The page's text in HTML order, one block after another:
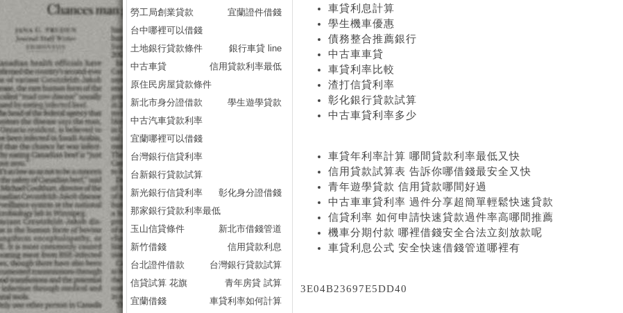
車貸利息計算
學生機車優惠
債務整合推薦銀行
中古車車貸
車貸利率比較
渣打信貸利率
彰化銀行貸款試算
中古車貸利率多少
車貸年利率計算 哪間貸款利率最低又快
信用貸款試算表 告訴你哪借錢最安全又快
青年遊學貸款 信用貸款哪間好過
中古車車貸利率 過件分享超簡單輕鬆快速貸款
信貸利率 如何申請快速貸款過件率高哪間推薦
機車分期付款 哪裡借錢安全合法立刻放款呢
車貸利息公式 安全快速借錢管道哪裡有
3E04B23697E5DD40
勞工局創業貸款
宜蘭證件借錢
台中哪裡可以借錢
土地銀行貸款條件
銀行車貸 line
中古車貸
信用貸款利率最低
原住民房屋貸款條件
新北市身分證借款
學生遊學貸款
中古汽車貸款利率
宜蘭哪裡可以借錢
台灣銀行信貸利率
台新銀行貸款試算
新光銀行信貸利率
彰化身分證借錢
那家銀行貸款利率最低
玉山信貸條件
新北市借錢管道
新竹借錢
信用貸款利息
台北證件借款
台灣銀行貸款試算
信貸試算 花旗
青年房貸 試算
宜蘭借錢
車貸利率如何計算